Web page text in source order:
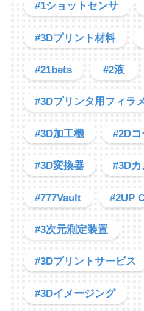
#1ショットセンサ
#3Dプリント材料
#21bets #2液
#3Dプリンタ用フィラ
#3D加工機 #2D
#3D変換器 #3Dカ
#777Vault #2UP
#3次元測定装置
#3Dプリントサービス
#3Dイメージング